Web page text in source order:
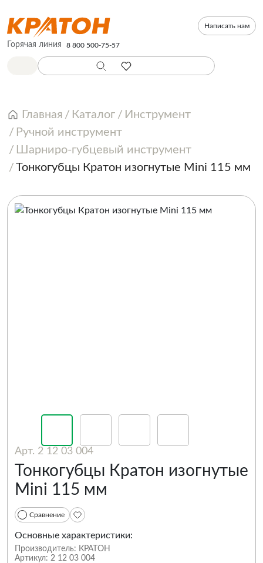
Написать нам
Горячая линия 8 800 500-75-57
Главная Каталог
Инструмент
Ручной инструмент
Шарниро-губцевый инструмент
Тонкогубцы Кратон изогнутые Mini 115 мм
Арт. 2 12 03 004
Тонкогубцы Кратон изогнутые
Mini 115 мм
Сравнение
Основные характеристики:
Производитель: КРАТОН
Артикул: 2 12 03 004